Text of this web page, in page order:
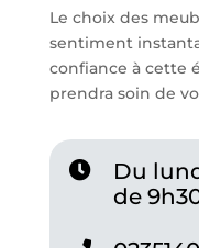
Le choix des
sentiment
confiance à cette
prendra soin de
Du
de